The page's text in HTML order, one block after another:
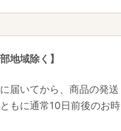
地域除く】
届いてから、商品の発送
もに通常10日前後のお時